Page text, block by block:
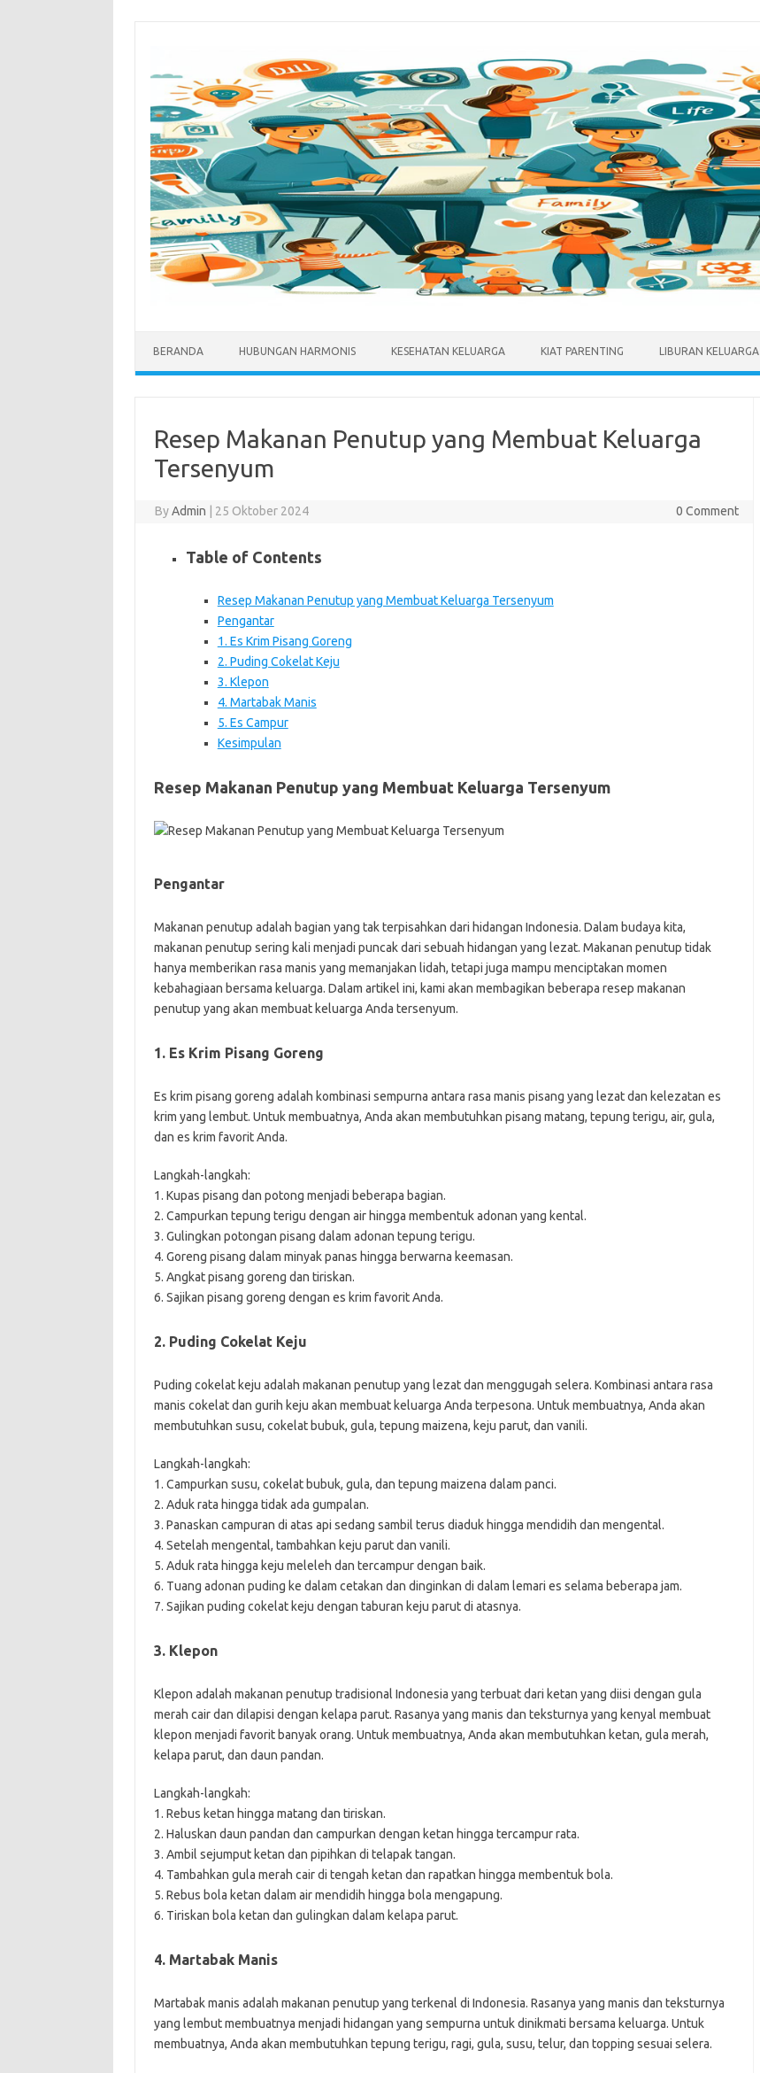
BERANDA HUBUNGAN HARMONIS KESEHATAN KELUARGA KIAT PARENTING LIBURAN KELUARGA
Resep Makanan Penutup yang Membuat Keluarga
Tersenyum
ByAdmin 25 Oktober 2024 0 Comment
Table of Contents
Resep Makanan Penutup yang Membuat Keluarga Tersenyum
Pengantar
1. Es Krim Pisang Goreng
2. Puding Cokelat Keju
3. Klepon
4. Martabak Manis
5. Es Campur
Kesimpulan
Resep Makanan Penutup yang Membuat Keluarga Tersenyum
Pengantar
Makanan penutup adalah bagian yang tak terpisahkan dari hidangan Indonesia. Dalam budaya kita,
makanan penutup sering kali menjadi puncak dari sebuah hidangan yang lezat. Makanan penutup tidak
hanya memberikan rasa manis yang memanjakan lidah, tetapi juga mampu menciptakan momen
kebahagiaan bersama keluarga. Dalam artikel ini, kami akan membagikan beberapa resep makanan
penutup yang akan membuat keluarga Anda tersenyum.
1. Es Krim Pisang Goreng
Es krim pisang goreng adalah kombinasi sempurna antara rasa manis pisang yang lezat dan kelezatan es
krim yang lembut. Untuk membuatnya, Anda akan membutuhkan pisang matang, tepung terigu, air, gula,
dan es krim favorit Anda.
Langkah-langkah:
1. Kupas pisang dan potong menjadi beberapa bagian.
2. Campurkan tepung terigu dengan air hingga membentuk adonan yang kental.
3. Gulingkan potongan pisang dalam adonan tepung terigu.
4. Goreng pisang dalam minyak panas hingga berwarna keemasan.
5. Angkat pisang goreng dan tiriskan.
6. Sajikan pisang goreng dengan es krim favorit Anda.
2. Puding Cokelat Keju
Puding cokelat keju adalah makanan penutup yang lezat dan menggugah selera. Kombinasi antara rasa
manis cokelat dan gurih keju akan membuat keluarga Anda terpesona. Untuk membuatnya, Anda akan
membutuhkan susu, cokelat bubuk, gula, tepung maizena, keju parut, dan vanili.
Langkah-langkah:
1. Campurkan susu, cokelat bubuk, gula, dan tepung maizena dalam panci.
2. Aduk rata hingga tidak ada gumpalan.
3. Panaskan campuran di atas api sedang sambil terus diaduk hingga mendidih dan mengental.
4. Setelah mengental, tambahkan keju parut dan vanili.
5. Aduk rata hingga keju meleleh dan tercampur dengan baik.
6. Tuang adonan puding ke dalam cetakan dan dinginkan di dalam lemari es selama beberapa jam.
7. Sajikan puding cokelat keju dengan taburan keju parut di atasnya.
3. Klepon
Klepon adalah makanan penutup tradisional Indonesia yang terbuat dari ketan yang diisi dengan gula
merah cair dan dilapisi dengan kelapa parut. Rasanya yang manis dan teksturnya yang kenyal membuat
klepon menjadi favorit banyak orang. Untuk membuatnya, Anda akan membutuhkan ketan, gula merah,
kelapa parut, dan daun pandan.
Langkah-langkah:
1. Rebus ketan hingga matang dan tiriskan.
2. Haluskan daun pandan dan campurkan dengan ketan hingga tercampur rata.
3. Ambil sejumput ketan dan pipihkan di telapak tangan.
4. Tambahkan gula merah cair di tengah ketan dan rapatkan hingga membentuk bola.
5. Rebus bola ketan dalam air mendidih hingga bola mengapung.
6. Tiriskan bola ketan dan gulingkan dalam kelapa parut.
4. Martabak Manis
Martabak manis adalah makanan penutup yang terkenal di Indonesia. Rasanya yang manis dan teksturnya
yang lembut membuatnya menjadi hidangan yang sempurna untuk dinikmati bersama keluarga. Untuk
membuatnya, Anda akan membutuhkan tepung terigu, ragi, gula, susu, telur, dan topping sesuai selera.